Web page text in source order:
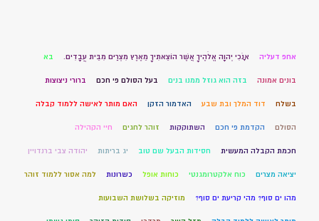
אחפ דעליה אָנֹכִי יְהוָה אֱלֹהֶיךָ אֲשֶׁר הוֹצֵאתִיךָ מֵאֶרֶץ מִצְרַיִם מִבֵּית עֲבָדִים. בא
בונים אמונה בזה הוא גוזל ממנו בנים בעל הסולם פי חכם ברורי ניצוצות
בשלח דוד המלך ובת שבע האדמור הזקן האם מותר לאישה ללמוד קבלה
הסולם הקדמת פי חכם השתוקקות זוהר לחגים חיי הקהילה
חכמת הקבלה המעשית חסידות הבעל שם טוב יג בריתות יהודה צבי ברנדויין
יציאה מצרים כוח אלקטרומגנטי כוחות אופל כשרונות למה אסור ללמוד זוהר
מהו ים סוף? מהי קריעת ים סוף? מוזיקה בשלושת השבועות